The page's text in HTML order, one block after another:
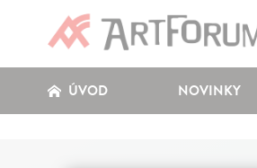
ÚVOD NOVINKY